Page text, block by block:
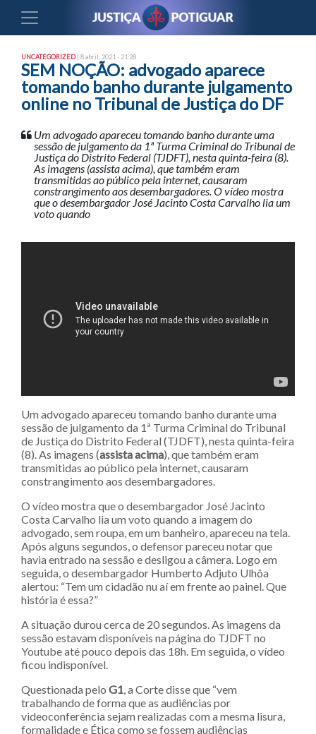
UNCATEGORIZED| 8 abril, 2021 - 21:28
SEM NOÇÃO: advogado aparece
tomando banho durante julgamento
online no Tribunal de Justiça do DF
Um advogado apareceu tomando banho durante uma
sessão de julgamento da 1ª Turma Criminal do Tribunal de
Justiça do Distrito Federal (TJDFT), nesta quinta-feira (8).
As imagens (assista acima), que também eram
transmitidas ao público pela internet, causaram
constrangimento aos desembargadores. O vídeo mostra
que o desembargador José Jacinto Costa Carvalho lia um
voto quando
Um advogado apareceu tomando banho durante uma
sessão de julgamento da 1ª Turma Criminal do Tribunal
de Justiça do Distrito Federal (TJDFT), nesta quinta-feira
(8). As imagens (assista acima), que também eram
transmitidas ao público pela internet, causaram
constrangimento aos desembargadores.
O vídeo mostra que o desembargador José Jacinto
Costa Carvalho lia um voto quando a imagem do
advogado, sem roupa, em um banheiro, apareceu na tela.
Após alguns segundos, o defensor pareceu notar que
havia entrado na sessão e desligou a câmera. Logo em
seguida, o desembargador Humberto Adjuto Ulhôa
alertou: “Tem um cidadão nu aí em frente ao painel. Que
história é essa?”
A situação durou cerca de 20 segundos. As imagens da
sessão estavam disponíveis na página do TJDFT no
Youtube até pouco depois das 18h. Em seguida, o vídeo
ficou indisponível.
Questionada pelo G1, a Corte disse que “vem
trabalhando de forma que as audiências por
videoconferência sejam realizadas com a mesma lisura,
formalidade e Ética como se fossem audiências